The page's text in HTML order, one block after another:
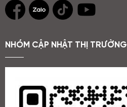
NHÓM CẬP NHẬT THỊ TRƯỜNG